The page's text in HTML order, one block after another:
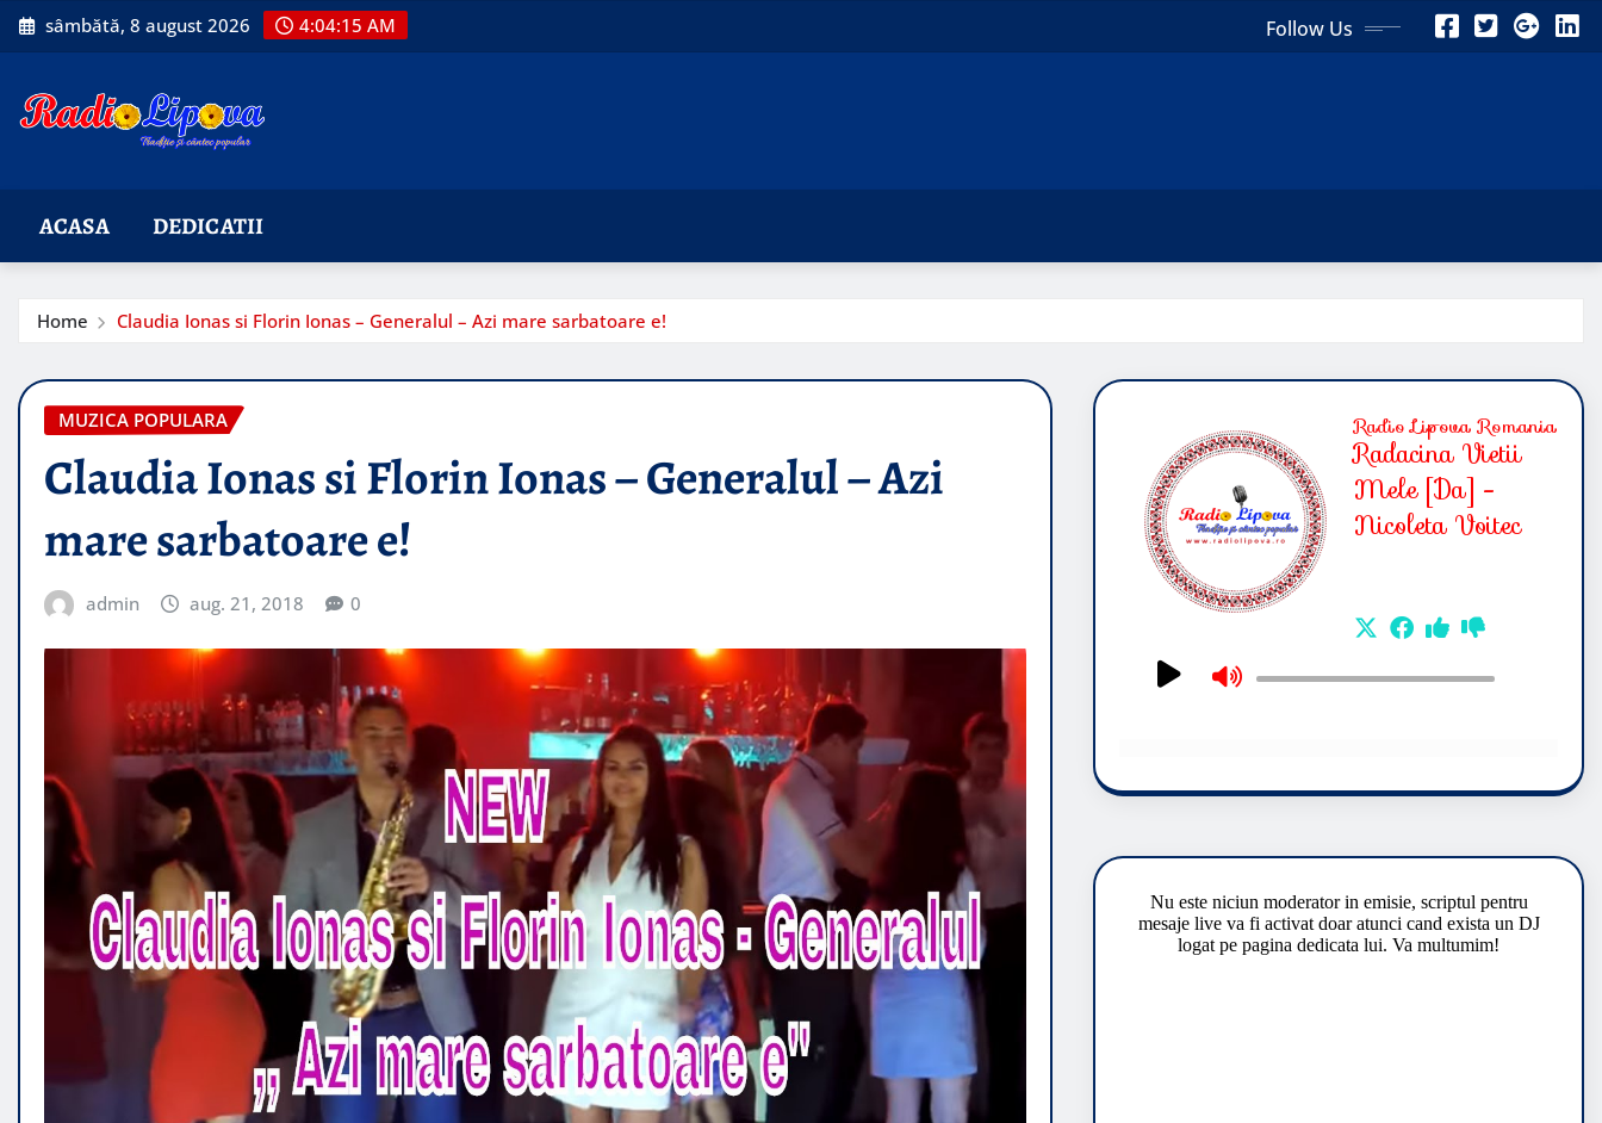
Skip
to
sâmbătă, 8 august 2026 4:04:17 AM Follow Us
ACASA DEDICATII
Home Claudia Ionas si Florin Ionas – Generalul – Azi mare sarbatoare e!
MUZICA POPULARA
Claudia Ionas si Florin Ionas – Generalul – Azi
mare sarbatoare e!
admin aug. 21, 2018 0